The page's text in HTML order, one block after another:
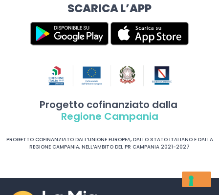
SCARICA L’APP
Progetto cofinanziato dalla
Regione Campania
PROGETTO COFINANZIATO DALL’UNIONE EUROPEA, DALLO STATO ITALIANO E DALLA
REGIONE CAMPANIA, NELL’AMBITO DEL PR CAMPANIA 2021-2027